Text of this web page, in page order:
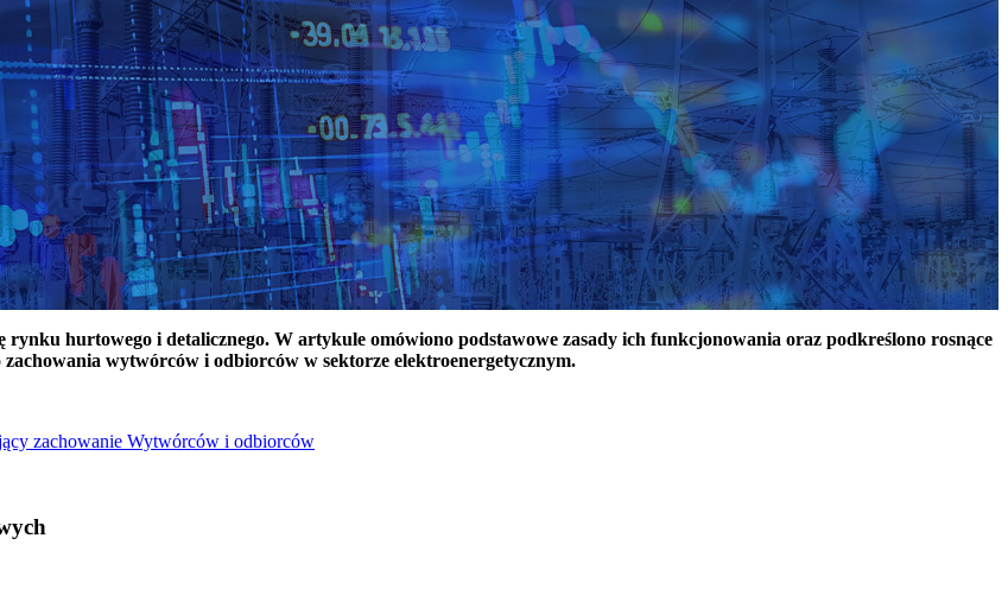
hurtowego i detalicznego. W artykule omówiono podstawowe zasady ich funkcjonowania oraz podkreślono rosnące
wytwórców i odbiorców w sektorze elektroenergetycznym.
zachowanie Wytwórców i odbiorców